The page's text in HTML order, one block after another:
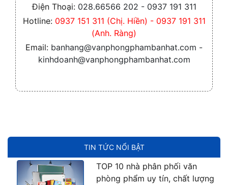
TIN TỨC NỔI BẬT
TOP 10 nhà phân phối văn
phòng phẩm uy tín, chất lượng
Điện Thoại: 028.66566 202 - 0937 191 311
Hotline: 0937 151 311 (Chị. Hiền) - 0937 191 311
(Anh. Ràng)
Email: banhang@vanphongphambanhat.com -
kinhdoanh@vanphongphambanhat.com